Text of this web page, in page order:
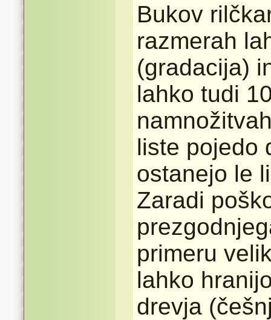
Bukov
razmerah
(gradacija)
lahko tudi
liste pojedo
ostanejo le
Zaradi
primeru
lahko
drevja